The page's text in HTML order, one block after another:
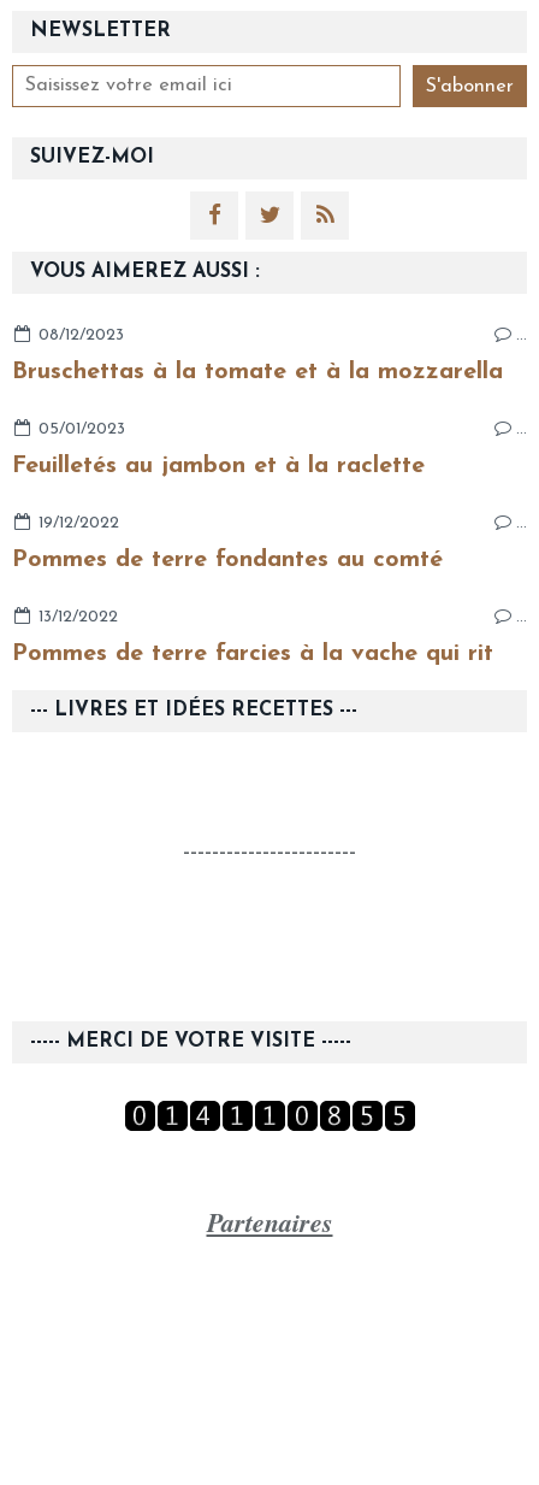
NEWSLETTER
SUIVEZ-MOI
VOUS AIMEREZ AUSSI :
08/12/2023 …
Bruschettas à la tomate et à la mozzarella
05/01/2023 …
Feuilletés au jambon et à la raclette
19/12/2022 …
Pommes de terre fondantes au comté
13/12/2022
Pommes de terre farcies à la vache qui rit
--- LIVRES ET IDÉES RECETTES ---
------------------------
----- MERCI DE VOTRE VISITE -----
Partenaires